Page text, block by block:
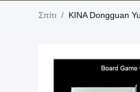
Σπίτι / ΚΙΝΑ Dongguan